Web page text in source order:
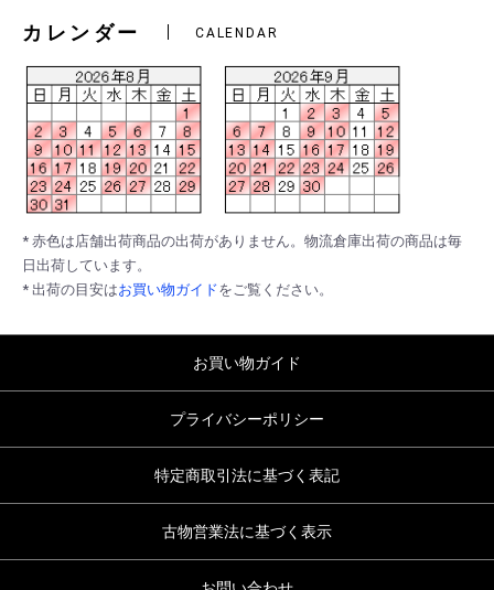
カレンダー CALENDAR
* 赤色は店舗出荷商品の出荷がありません。物流倉庫出荷の商品は毎
日出荷しています。
* 出荷の目安はお買い物ガイドをご覧ください。
お買い物ガイド
プライバシーポリシー
特定商取引法に基づく表記
古物営業法に基づく表示